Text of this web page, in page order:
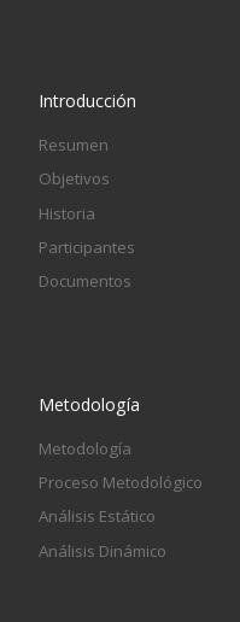
Introducción
Resumen
Objetivos
Historia
Participantes
Documentos
Metodología
Metodología
Proceso Metodológico
Análisis Estático
Análisis Dinámico